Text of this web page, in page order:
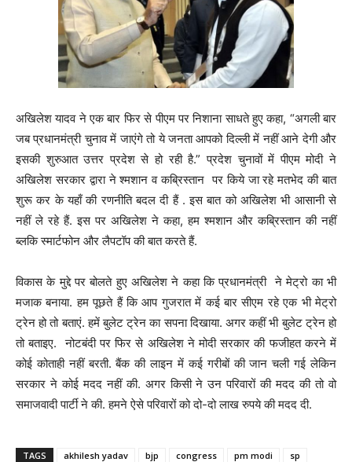
अखिलेश यादव ने एक बार फिर से पीएम पर निशाना साधते हुए कहा, “अगली बार
जब प्रधानमंत्री चुनाव में जाएंगे तो ये जनता आपको दिल्ली में नहीं आने देगी और
इसकी शुरुआत उत्तर प्रदेश से हो रही है.” प्रदेश चुनावों में पीएम मोदी ने
अखिलेश सरकार द्वारा ने श्मशान व कब्रिस्तान पर किये जा रहे मतभेद की बात
शुरू कर के यहाँ की रणनीति बदल दी हैं . इस बात को अखिलेश भी आसानी से
नहीं ले रहे हैं. इस पर अखिलेश ने कहा, हम श्मशान और कब्रिस्तान की नहीं
ब्लकि स्मार्टफोन और लैपटॉप की बात करते हैं.
विकास के मुद्दे पर बोलते हुए अखिलेश ने कहा कि प्रधानमंत्री ने मेट्रो का भी
मजाक बनाया. हम पूछते हैं कि आप गुजरात में कई बार सीएम रहे एक भी मेट्रो
ट्रेन हो तो बताएं. हमें बुलेट ट्रेन का सपना दिखाया. अगर कहीं भी बुलेट ट्रेन हो
तो बताइए. नोटबंदी पर फिर से अखिलेश ने मोदी सरकार की फजीहत करने में
कोई कोताही नहीं बरती. बैंक की लाइन में कई गरीबों की जान चली गई लेकिन
सरकार ने कोई मदद नहीं की. अगर किसी ने उन परिवारों की मदद की तो वो
समाजवादी पार्टी ने की. हमने ऐसे परिवारों को दो-दो लाख रुपये की मदद दी.
TAGS akhilesh yadav bjp congress pm modi
sp